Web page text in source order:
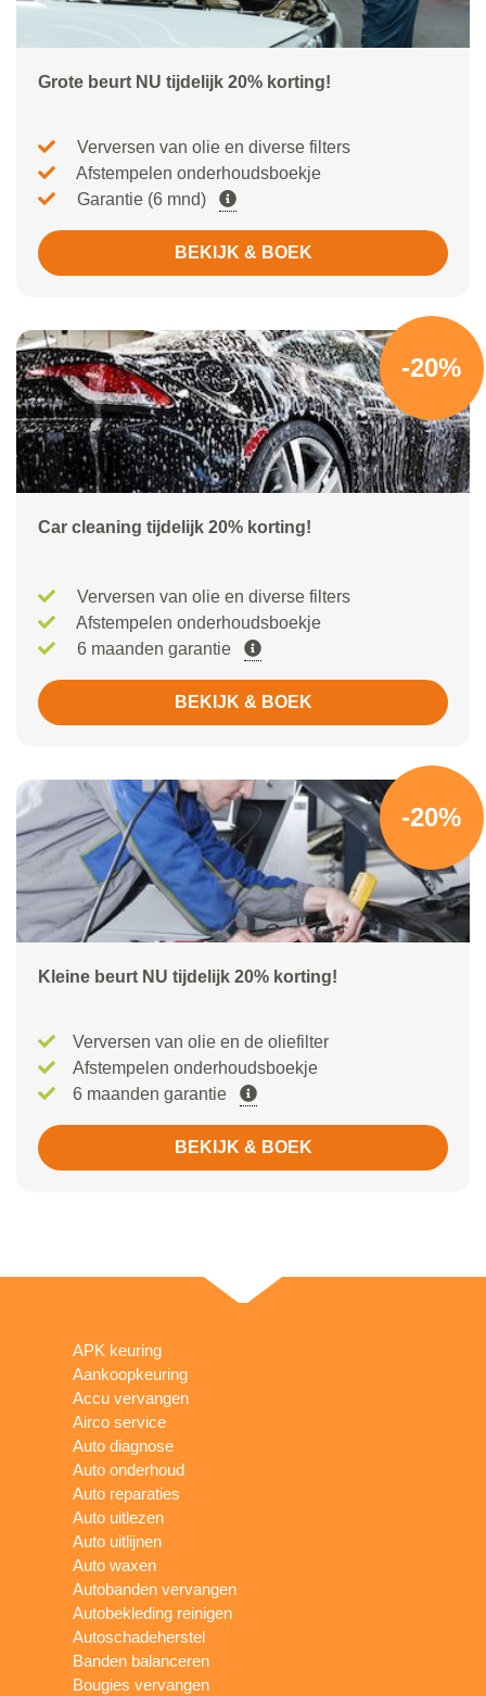
Grote beurt NU tijdelijk 20% korting!
Verversen van olie en diverse filters
Afstempelen onderhoudsboekje
Garantie (6 mnd)
BEKIJK & BOEK
-20%
Car cleaning tijdelijk 20% korting!
Verversen van olie en diverse filters
Afstempelen onderhoudsboekje
6 maanden garantie
BEKIJK & BOEK
-20%
Kleine beurt NU tijdelijk 20% korting!
Verversen van olie en de oliefilter
Afstempelen onderhoudsboekje
6 maanden garantie
BEKIJK & BOEK
APK keuring
Aankoopkeuring
Accu vervangen
Airco service
Auto diagnose
Auto onderhoud
Auto reparaties
Auto uitlezen
Auto uitlijnen
Auto waxen
Autobanden vervangen
Autobekleding reinigen
Autoschadeherstel
Banden balanceren
Bougies vervangen